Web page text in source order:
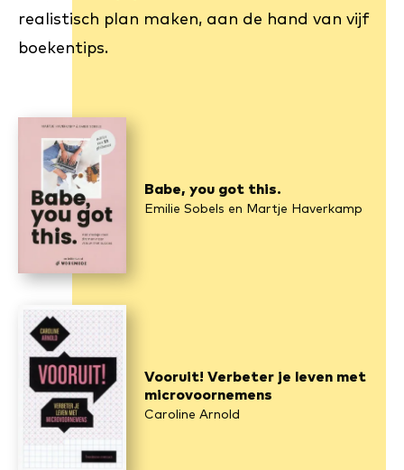
realistisch plan maken, aan de hand van vijf
boekentips.
Babe, you got this.
Emilie Sobels en Martje Haverkamp
Vooruit! Verbeter je leven met
microvoornemens
Caroline Arnold